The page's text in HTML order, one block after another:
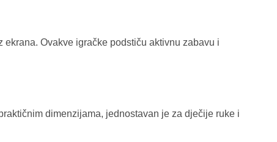
Ovakve igračke podstiču aktivnu zabavu i
dimenzijama, jednostavan je za dječije ruke i